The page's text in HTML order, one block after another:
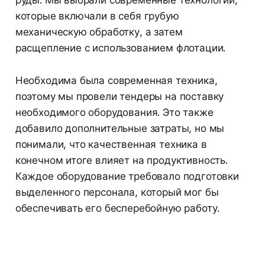
которые включали в себя грубую
механическую обработку, а затем
расщепление с использованием флотации.
Необходима была современная техника,
поэтому мы провели тендеры на поставку
необходимого оборудования. Это также
добавило дополнительные затраты, но мы
понимали, что качественная техника в
конечном итоге влияет на продуктивность.
Каждое оборудование требовало подготовки
выделенного персонала, который мог бы
обеспечивать его бесперебойную работу.